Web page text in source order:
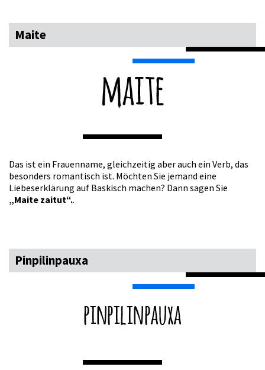
Maite
Das ist ein Frauenname, gleichzeitig aber auch ein Verb, das
besonders romantisch ist. Möchten Sie jemand eine
Liebeserklärung auf Baskisch machen? Dann sagen Sie
„Maite zaitut“..
Pinpilinpauxa